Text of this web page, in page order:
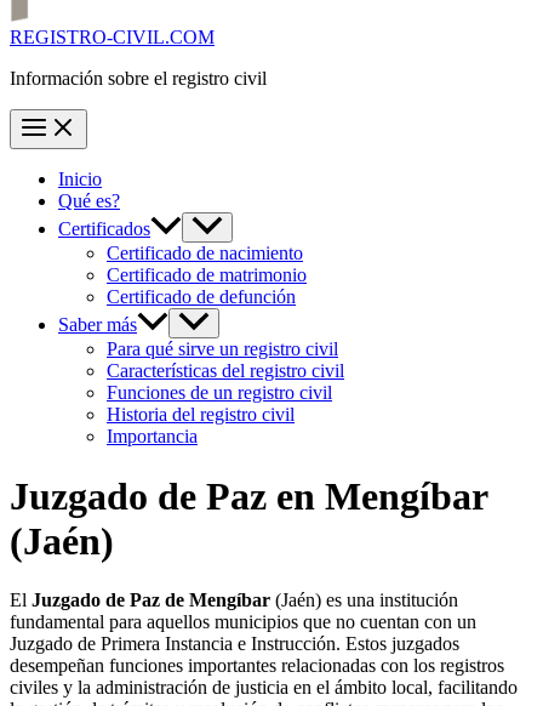
REGISTRO-CIVIL.COM
Información sobre el registro civil
Inicio
Qué es?
Certificados
Certificado de nacimiento
Certificado de matrimonio
Certificado de defunción
Saber más
Para qué sirve un registro civil
Características del registro civil
Funciones de un registro civil
Historia del registro civil
Importancia
Juzgado de Paz en Mengíbar
(Jaén)
El Juzgado de Paz de Mengíbar (Jaén) es una institución
fundamental para aquellos municipios que no cuentan con un
Juzgado de Primera Instancia e Instrucción. Estos juzgados
desempeñan funciones importantes relacionadas con los registros
civiles y la administración de justicia en el ámbito local, facilitando